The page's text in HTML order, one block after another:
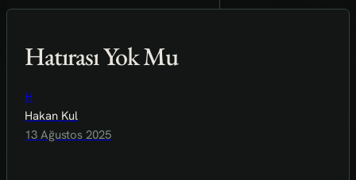
Hatırası Yok Mu
H
Hakan Kul
13 Ağustos 2025